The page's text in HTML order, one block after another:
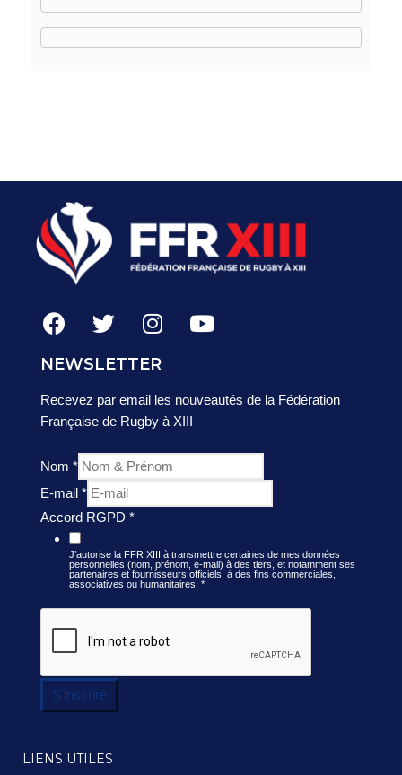
NEWSLETTER
Recevez par email les nouveautés de la Fédération
Française de Rugby à XIII
Nom *
E-mail *
Accord RGPD *
J’autorise la FFR XIII à transmettre certaines de mes données
personnelles (nom, prénom, e-mail) à des tiers, et notamment ses
partenaires et fournisseurs officiels, à des fins commerciales,
associatives ou humanitaires. *
S'inscrire
LIENS UTILES